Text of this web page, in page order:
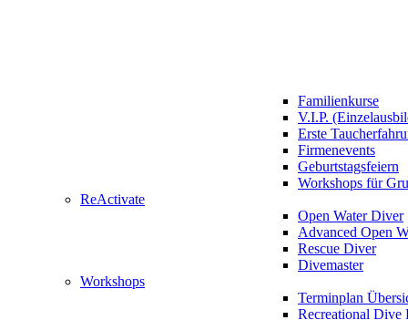
Familienkurse
V.I.P.
Erste
Firmenevents
Geburtstagsfeiern
Workshops für
ReActivate
Open Water Diver
Advanced Open
Rescue Diver
Divemaster
Workshops
Terminplan
Recreational Dive